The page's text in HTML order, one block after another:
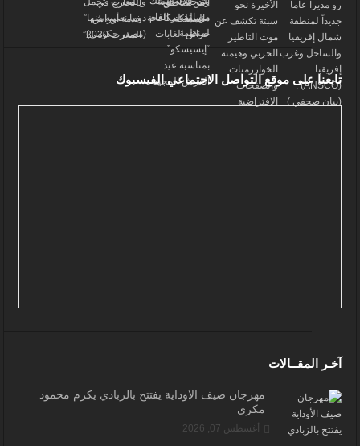
تابعنا على موقع التواصل الاجتماعي الفيسبوك
آخـر المقــالات
مهرجان صيف الأوداية يفتتح بالزبادي يكرم محمود
مكري
أغسطس 07, 2026